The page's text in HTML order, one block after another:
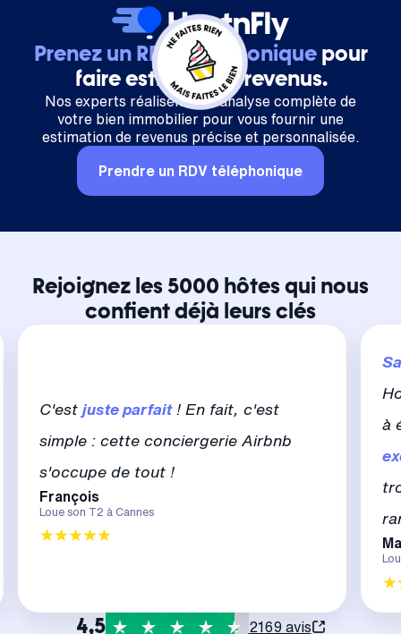
Prenez un RDV téléphoniquepour
faire estimer vos revenus.
Nos experts réalisent une analyse complète de
votre bien immobilier pour vous fournir une
estimation de revenus précise et personnalisée.
Prendre un RDV téléphonique
Rejoignez les 5000 hôtes qui nous
confient déjà leurs clés
C'est juste parfait! En fait, c'est
simple : cette conciergerie Airbnb
s'occupe de tout !
François
Loue son T2 à Cannes
à
4,5 2169 avis